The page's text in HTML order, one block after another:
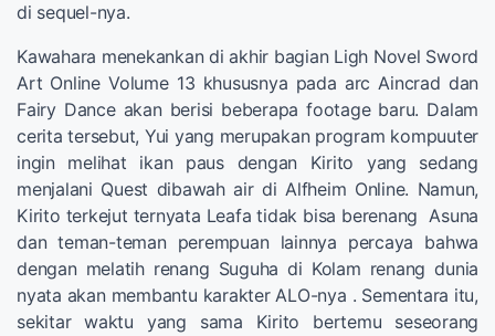
di sequel-nya.
Kawahara menekankan di akhir bagian Ligh Novel Sword
Art Online Volume 13 khususnya pada arc Aincrad dan
Fairy Dance akan berisi beberapa footage baru. Dalam
cerita tersebut, Yui yang merupakan program kompuuter
ingin melihat ikan paus dengan Kirito yang sedang
menjalani Quest dibawah air di Alfheim Online. Namun,
Kirito terkejut ternyata Leafa tidak bisa berenang Asuna
dan teman-teman perempuan lainnya percaya bahwa
dengan melatih renang Suguha di Kolam renang dunia
nyata akan membantu karakter ALO-nya . Sementara itu,
sekitar waktu yang sama Kirito bertemu seseorang